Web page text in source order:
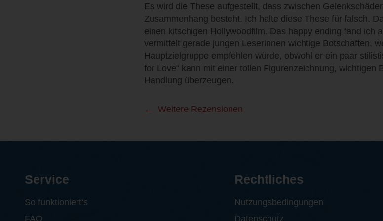
Es wird die These aufgestellt, dass zwischen
Zusammenhang besteht. Ich halte diese These für falsch.
einen kitschigen Hollywoodfilm. Das happy ending fand ich
vermittelt gerade jungen Leserinnen wichtige Botschaften,
Hauptzielgruppe empfehlen würde, obwohl er ein paar
for Love“ kann mit einer tollen Figurenzeichnung, wichtigen
Handlung überzeugen.
Weitere Rezensionen
Service
So funktioniert‘s
FAQ
Rechtliches
Nutzungsbedingungen
Datenschutz